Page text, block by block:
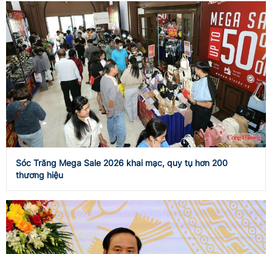
Sóc Trăng Mega Sale 2026 khai mạc, quy tụ hơn 200
thương hiệu